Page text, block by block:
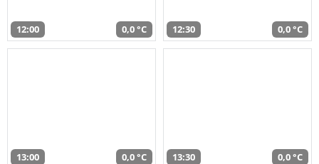
12:00 0,0 °C 12:30 0,0 °C
13:00 0,0 °C 13:30 0,0 °C